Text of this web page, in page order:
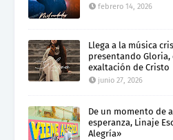
febrero 14, 2026
Llega a la música
presentando
exaltación de Cristo
junio 27, 2026
De un momento de
esperanza, Linaje
Alegría»